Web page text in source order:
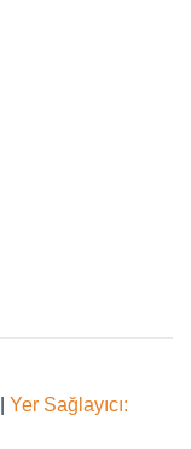
Yer Sağlayıcı: